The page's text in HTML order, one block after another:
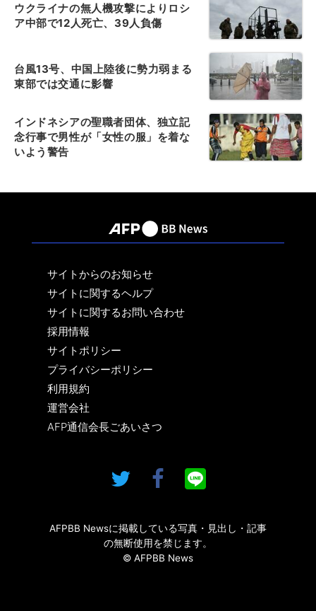
ウクライナの無人機攻撃によりロシ
ア中部で12人死亡、39人負傷
台風13号、中国上陸後に勢力弱まる
東部では交通に影響
インドネシアの聖職者団体、独立記
念行事で男性が「女性の服」を着な
いよう警告
サイトからのお知らせ
サイトに関するヘルプ
サイトに関するお問い合わせ
採用情報
サイトポリシー
プライバシーポリシー
利用規約
運営会社
AFP通信会長ごあいさつ
AFPBB Newsに掲載している写真・見出し・記事
の無断使用を禁じます。
© AFPBB News